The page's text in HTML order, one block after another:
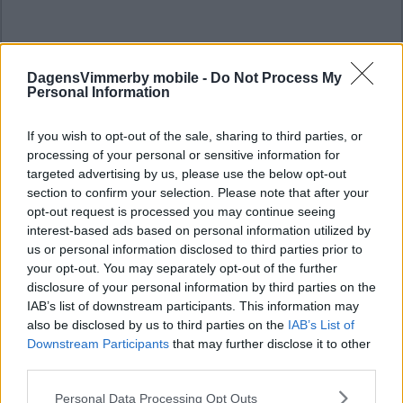
DagensVimmerby mobile - Do Not Process My
Personal Information
If you wish to opt-out of the sale, sharing to third parties, or
processing of your personal or sensitive information for
targeted advertising by us, please use the below opt-out
section to confirm your selection. Please note that after your
opt-out request is processed you may continue seeing
interest-based ads based on personal information utilized by
us or personal information disclosed to third parties prior to
your opt-out. You may separately opt-out of the further
disclosure of your personal information by third parties on the
IAB’s list of downstream participants. This information may
also be disclosed by us to third parties on the IAB’s List of
Downstream Participants that may further disclose it to other
Please note that this website/app uses one or more Google
Personal Data Processing Opt Outs